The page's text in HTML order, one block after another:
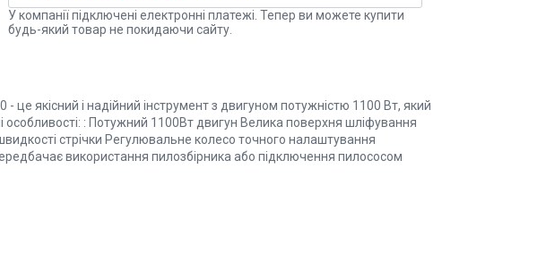
У компанії підключені електронні платежі. Тепер ви можете купити
будь-який товар не покидаючи сайту.
це якісний і надійний інструмент з двигуном потужністю 1100 Вт, який
: Потужний 1100Вт двигун Велика поверхня шліфування
стрічки Регулювальне колесо точного налаштування
використання пилозбірника або підключення пилососом